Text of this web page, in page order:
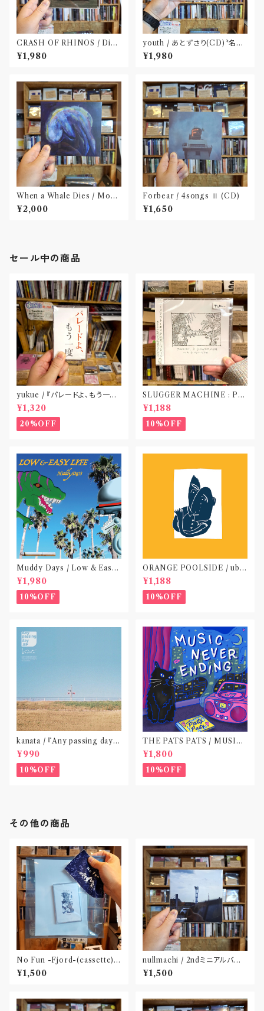
CRASH OF RHINOS / Dist
al(CD)
¥1,980
youth / あとずさり(CD)〝名古
屋〟
¥1,980
When a Whale Dies / Moby
Dick(CD)
¥2,000
Forbear / 4songs Ⅱ (CD)
¥1,650
セール中の商品
yukue / 『パレードよ、もう一度』
(TAPE)
¥1,320
20%OFF
SLUGGER MACHINE : PE
ACE OUT! / we die if we d
o not do “DIG”(SPLIT CD)
〝横浜&札幌〟
¥1,188
10%OFF
Muddy Days / Low & Easy
Life〝東京〟
¥1,980
10%OFF
ORANGE POOLSIDE / ubu
(CD作品)〝神奈川・厚木〟
¥1,188
10%OFF
kanata / 『Any passing day -
EP』(CD作品)〝東京〟
¥990
10%OFF
THE PATS PATS / MUSIC
NEVER ENDING(CD作品)
¥1,800
10%OFF
その他の商品
No Fun -Fjord-(cassette)
〝京都〟
¥1,500
nullmachi / 2ndミニアルバム
「逆回転する私小説」(CD)
¥1,500